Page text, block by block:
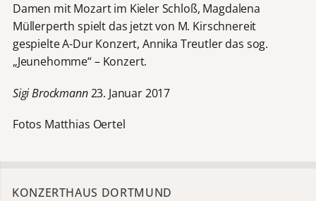
Damen mit Mozart im Kieler Schloß, Magdalena
Müllerperth spielt das jetzt von M. Kirschnereit
gespielte A-Dur Konzert, Annika Treutler das sog.
„Jeunehomme“ – Konzert.
Sigi Brockmann23. Januar 2017
Fotos Matthias Oertel
KONZERTHAUS DORTMUND